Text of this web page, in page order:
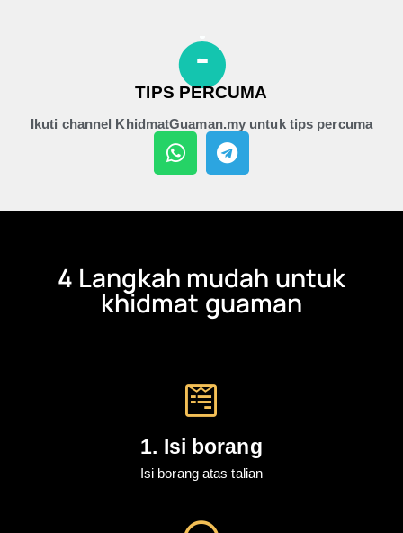
TIPS PERCUMA
Ikuti channel KhidmatGuaman.my untuk tips percuma
4 Langkah mudah untuk
khidmat guaman
1. Isi borang
Isi borang atas talian